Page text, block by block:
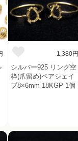
1,380円
シルバー925 リング空
枠(爪留め)ペアシェイ
プ8×6mm 18KGP 1個